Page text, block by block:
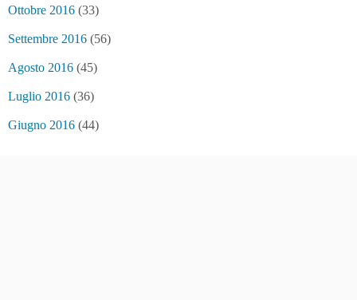
Ottobre 2016 (33)
Settembre 2016 (56)
Agosto 2016 (45)
Luglio 2016 (36)
Giugno 2016 (44)